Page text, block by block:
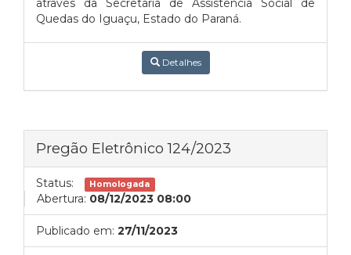
através da Secretaria de Assistência Social de
Quedas do Iguaçu, Estado do Paraná.
Detalhes
Pregão Eletrônico 124/2023
Status: Homologada
Abertura: 08/12/2023 08:00
Publicado em: 27/11/2023